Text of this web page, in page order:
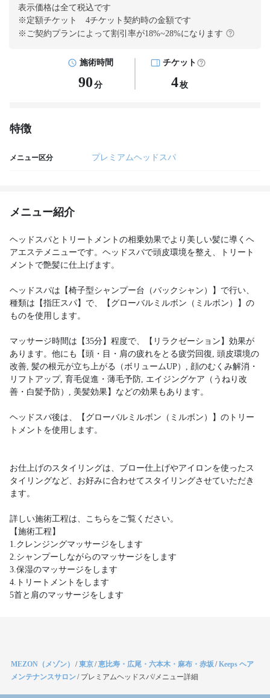
表示価格は全て税込です
※定額チケット 4チケット契約時の金額です
※ご契約プランによって割引率が18%~28%になります
施術時間
90 分
チケット
4枚
特徴
メニュー区分 プレミアムヘッドスパ
メニュー紹介
ヘッドスパとトリートメントの相乗効果でより美しい髪に導くヘ
アエステメニューです。ヘッドスパで頭皮環境を整え、トリート
メントで艶髪に仕上げます。
ヘッドスパは【椅子型シャンプー台（バックシャン）】で行い、
種類は【指圧スパ】で、【グローバルミルボン（ミルボン）】の
ものを使用します。
マッサージ時間は【35分】程度で、【リラクゼーション】効果が
あります。他にも【頭・目・肩の疲れをとる疲労回復, 頭皮環境の
改善, 髪の根元が立ち上がる（ボリュームUP）, 顔のむくみ解消・
リフトアップ, 育毛促進・薄毛予防, エイジングケア（うねり改
善・白髪予防）, 美髪効果】などの効果もあります。
ヘッドスパ後は、【グローバルミルボン（ミルボン）】のトリー
トメントを使用します。
お仕上げのスタイリングは、ブロー仕上げやアイロンを使ったス
タイリングなど、お好みに合わせてスタイリングさせていただき
ます。
詳しい施術工程は、こちらをご覧ください。
【施術工程】
1.クレンジングマッサージをします
2.シャンプーしながらのマッサージをします
3.保湿のマッサージをします
4.トリートメントをします
5首と肩のマッサージをします
MEZON（メゾン） /東京/恵比寿・広尾・六本木・麻布・赤坂/Keeps ヘア
メンテナンスサロン/ プレミアムヘッドスパ/メニュー詳細